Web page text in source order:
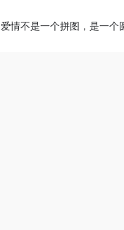
爱情不是一个拼图，是一个